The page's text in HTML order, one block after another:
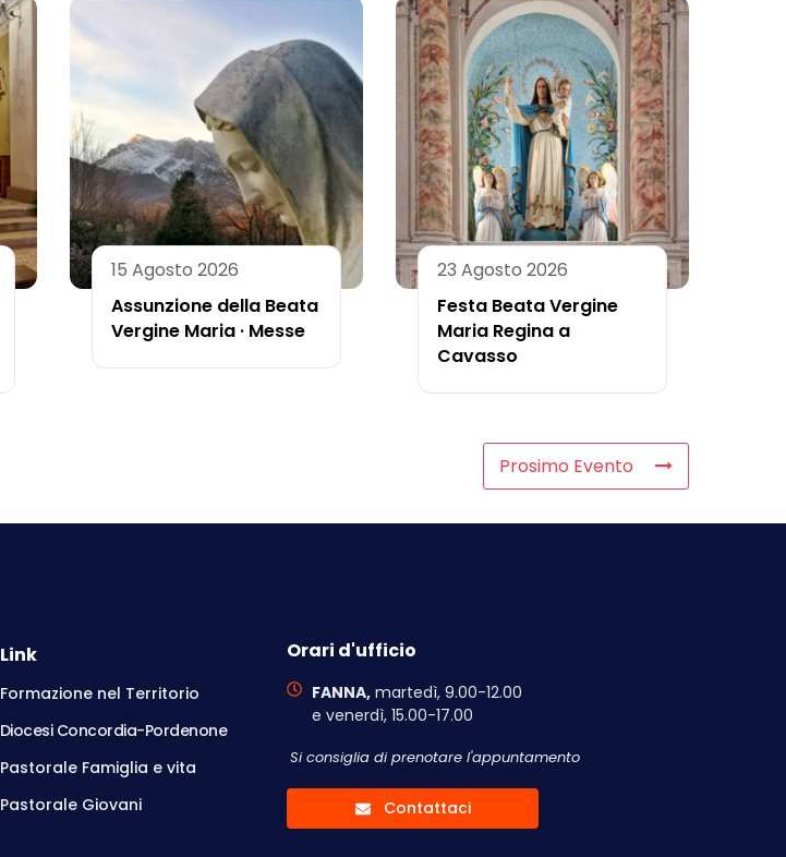
15 Agosto 2026
Assunzione della Beata
Vergine Maria · Messe
23 Agosto 2026
Festa Beata Vergine
Maria Regina a
Cavasso
Prosimo Evento
Link
Formazione nel Territorio
Diocesi Concordia-Pordenone
Pastorale Famiglia e vita
Pastorale Giovani
Orari d'ufficio
FANNA,martedì, 9.00-12.00
e venerdì, 15.00-17.00
Si consiglia di prenotare l'appuntamento
Contattaci